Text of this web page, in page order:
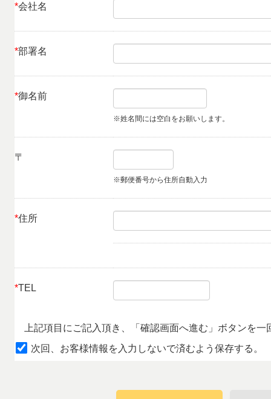
*会社名
*部署名
*御名前
※姓名間には空白をお願いします。
〒
※郵便番号から住所自動入力
*住所
*TEL
上記項目にご記入頂き、「確認画面へ進む」ボタンを一
次回、お客様情報を入力しないで済むよう保存する。